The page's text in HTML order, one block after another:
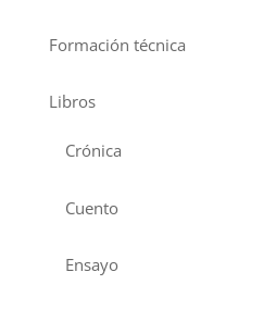
Formación técnica
Libros
Crónica
Cuento
Ensayo